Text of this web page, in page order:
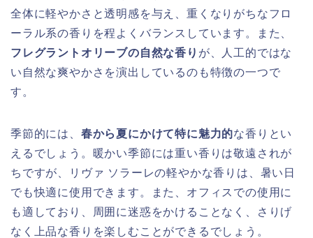
全体に軽やかさと透明感を与え、重くなりがちなフロ
ーラル系の香りを程よくバランスしています。また、
フレグラントオリーブの自然な香り が、人工的ではな
い自然な爽やかさを演出しているのも特徴の一つで
す。
季節的には、 春から夏にかけて特に魅力的な香りとい
えるでしょう。暖かい季節には重い香りは敬遠されが
ちですが、リヴァ ソラーレの軽やかな香りは、暑い日
でも快適に使用できます。また、オフィスでの使用に
も適しており、周囲に迷惑をかけることなく、さりげ
なく上品な香りを楽しむことができるでしょう。